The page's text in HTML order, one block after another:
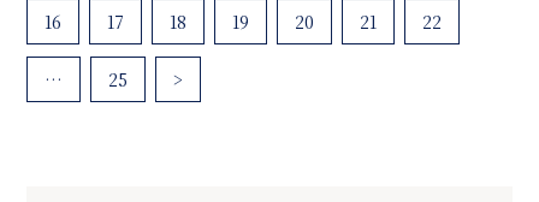
16 17 18 19 20 21 22
… 25 >